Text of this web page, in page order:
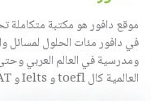
موقع دافور هو مكتبة متكاملة
في دافور مئات الحلول لمسائل
ومدرسية في العالم العربي
العالمية كال toefl و Ielts و SAT وغيرها الكثير.